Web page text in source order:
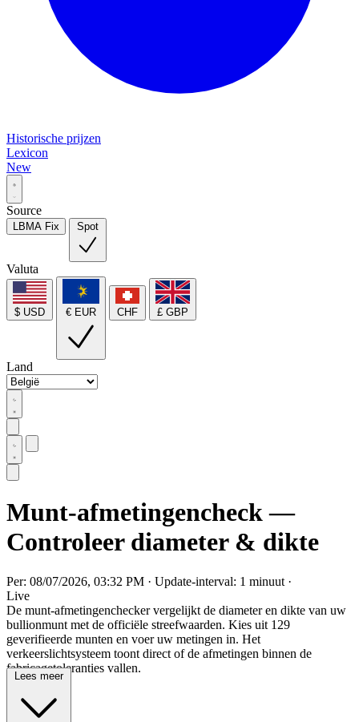
Historische prijzen
Lexicon
New
Source
LBMA Fix Spot
Valuta
$ USD € EUR CHF £ GBP
Land
Munt-afmetingencheck —
Controleer diameter & dikte
Per: 08/07/2026, 03:32 PM · Update-interval: 1 minuut ·
Live
De munt-afmetingenchecker vergelijkt de diameter en dikte van uw
bullionmunt met de officiële streefwaarden. Kies uit 129
geverifieerde munten en voer uw metingen in. Het
verkeerslichtsysteem toont direct of de afmetingen binnen de
fabricagetoleranties vallen.
Lees meer